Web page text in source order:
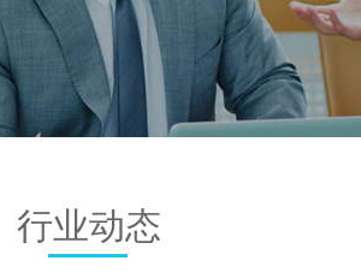
行业动态